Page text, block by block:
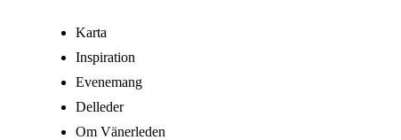
Karta
Inspiration
Evenemang
Delleder
Om Vänerleden